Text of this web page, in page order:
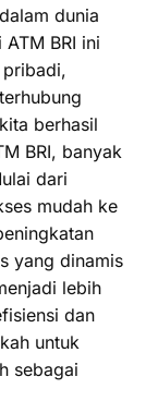
dunia
BRI ini
berhasil
BRI, banyak
dari
mudah ke
yang dinamis
lebih
dan
untuk
sebagai